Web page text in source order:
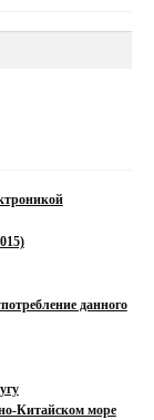
данного
Китайском море